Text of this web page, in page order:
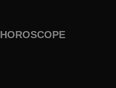
HOROSCOPE